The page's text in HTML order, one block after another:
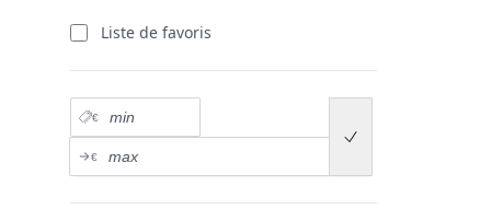
Liste de favoris
Prix minimum
€
Prix maximum
€
Submit price range